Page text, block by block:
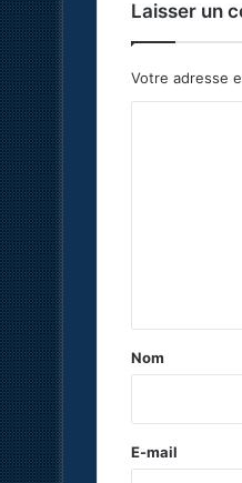
Laisser un
Votre adresse
a
e
Nom
E-mail